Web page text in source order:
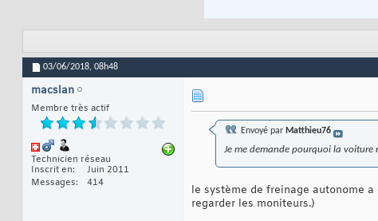
03/06/2018, 08h48
macslan
Membre très actif
Technicien réseau
Inscrit en
Juin 2011
Messages
414
Envoyé par Matthieu76
Je me demande pourquoi la voiture
le système de freinage autonome
regarder les moniteurs.)